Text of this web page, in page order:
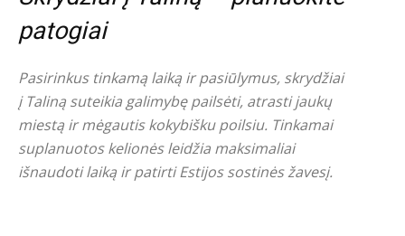
patogiai
Pasirinkus tinkamą laiką ir pasiūlymus, skrydžiai
į Taliną suteikia galimybę pailsėti, atrasti jaukų
miestą ir mėgautis kokybišku poilsiu. Tinkamai
suplanuotos kelionės leidžia maksimaliai
išnaudoti laiką ir patirti Estijos sostinės žavesį.